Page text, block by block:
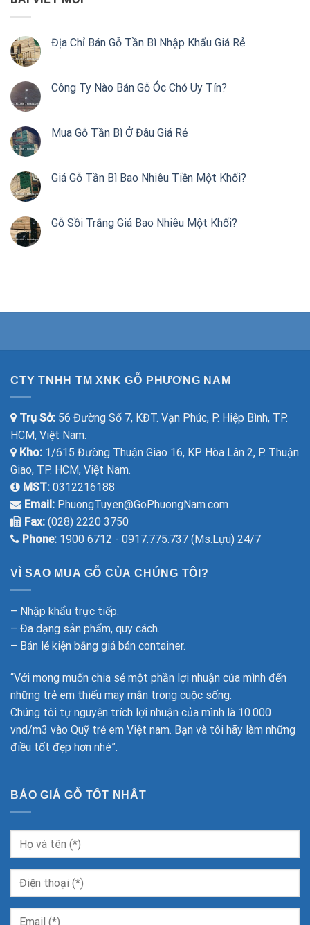
Địa Chỉ Bán Gỗ Tần Bì Nhập Khẩu Giá Rẻ
Công Ty Nào Bán Gỗ Óc Chó Uy Tín?
Mua Gỗ Tần Bì Ở Đâu Giá Rẻ
Giá Gỗ Tần Bì Bao Nhiêu Tiền Một Khối?
Gỗ Sồi Trắng Giá Bao Nhiêu Một Khối?
CTY TNHH TM XNK GỖ PHƯƠNG NAM
Trụ Sở: 56 Đường Số 7, KĐT. Vạn Phúc, P. Hiệp Bình, TP.
HCM, Việt Nam.
Kho: 1/615 Đường Thuận Giao 16, KP Hòa Lân 2, P. Thuận
Giao, TP. HCM, Việt Nam.
MST: 0312216188
Email: PhuongTuyen@GoPhuongNam.com
Fax: (028) 2220 3750
Phone: 1900 6712 - 0917.775.737 (Ms.Lựu) 24/7
VÌ SAO MUA GỖ CỦA CHÚNG TÔI?
– Nhập khẩu trực tiếp.
– Đa dạng sản phẩm, quy cách.
– Bán lẻ kiện bằng giá bán container.
“Với mong muốn chia sẻ một phần lợi nhuận của mình đến
những trẻ em thiếu may mắn trong cuộc sống.
Chúng tôi tự nguyện trích lợi nhuận của mình là 10.000
vnd/m3 vào Quỹ trẻ em Việt nam. Bạn và tôi hãy làm những
điều tốt đẹp hơn nhé”.
BÁO GIÁ GỖ TỐT NHẤT